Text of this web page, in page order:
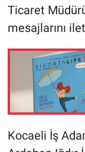
Ticaret
mesajlarını
Kocaeli İş